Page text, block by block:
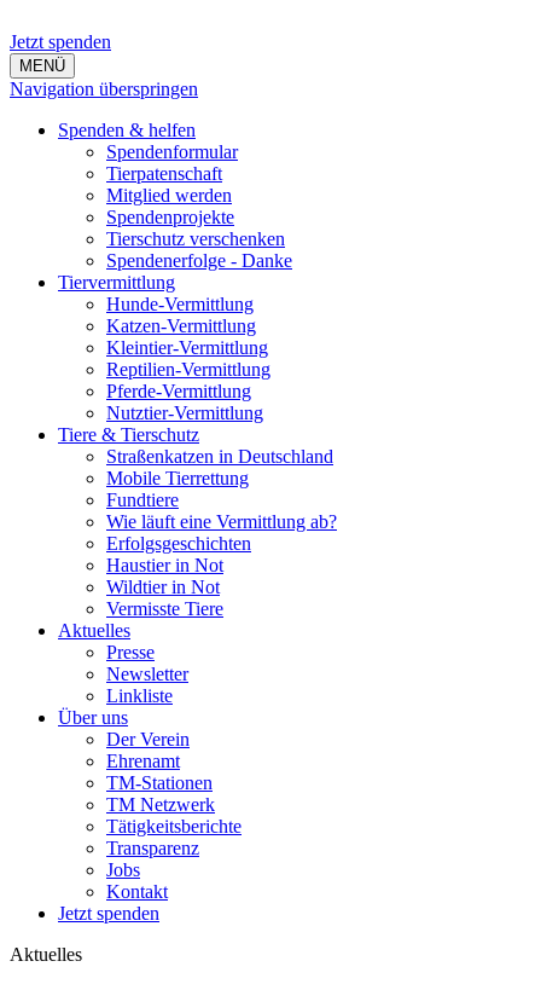
Jetzt spenden
MENÜ
Navigation überspringen
Spenden & helfen
Spendenformular
Tierpatenschaft
Mitglied werden
Spendenprojekte
Tierschutz verschenken
Spendenerfolge - Danke
Tiervermittlung
Hunde-Vermittlung
Katzen-Vermittlung
Kleintier-Vermittlung
Reptilien-Vermittlung
Pferde-Vermittlung
Nutztier-Vermittlung
Tiere & Tierschutz
Straßenkatzen in Deutschland
Mobile Tierrettung
Fundtiere
Wie läuft eine Vermittlung ab?
Erfolgsgeschichten
Haustier in Not
Wildtier in Not
Vermisste Tiere
Aktuelles
Presse
Newsletter
Linkliste
Über uns
Der Verein
Ehrenamt
TM-Stationen
TM Netzwerk
Tätigkeitsberichte
Transparenz
Jobs
Kontakt
Jetzt spenden
Aktuelles